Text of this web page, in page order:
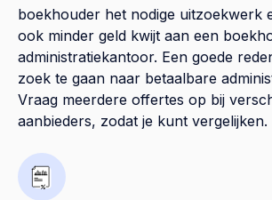
boekhouder het nodige uitzoekwerk
ook minder geld kwijt aan een
administratiekantoor. Een goede
zoek te gaan naar betaalbare
Vraag meerdere offertes op bij
aanbieders, zodat je kunt vergelijken.